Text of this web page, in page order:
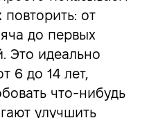
от
до первых
Это идеально
6 до 14 лет,
что-нибудь
улучшить